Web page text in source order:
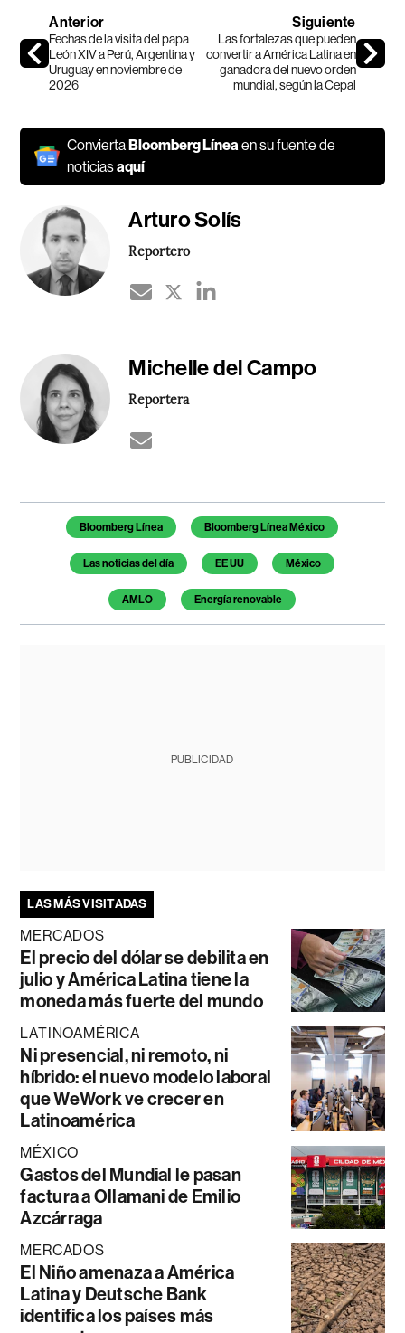
Anterior
Fechas de la visita del papa
León XIV a Perú, Argentina y
Uruguay en noviembre de
2026
Siguiente
Las fortalezas que pueden
convertir a América Latina en
ganadora del nuevo orden
mundial, según la Cepal
ConviertaBloomberg Línea en su fuente de
noticiasaquí
Arturo Solís
Reportero
Michelle del Campo
Reportera
Temas de este artículo
Bloomberg Línea Bloomberg Línea México
Las noticias del día EE UU México
AMLO Energía renovable
PUBLICIDAD
LAS MÁS VISITADAS
MERCADOS
El precio del dólar se debilita en
julio y América Latina tiene la
moneda más fuerte del mundo
LATINOAMÉRICA
Ni presencial, ni remoto, ni
híbrido: el nuevo modelo laboral
que WeWork ve crecer en
Latinoamérica
MÉXICO
Gastos del Mundial le pasan
factura a Ollamani de Emilio
Azcárraga
MERCADOS
El Niño amenaza a América
Latina y Deutsche Bank
identifica los países más